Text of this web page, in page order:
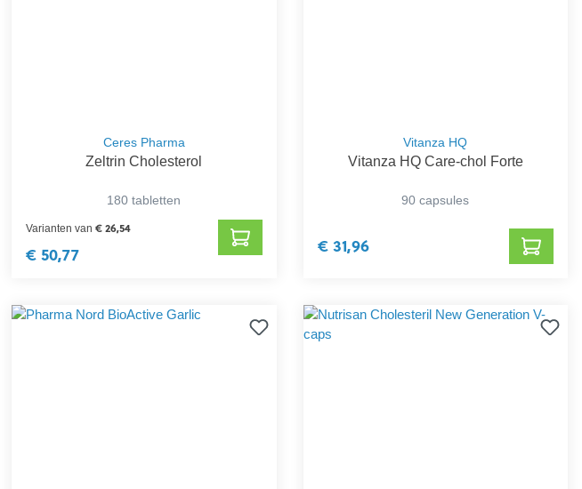
Ceres Pharma
Zeltrin Cholesterol
180 tabletten
Varianten van€ 26,54
€ 50,77
Vitanza HQ
Vitanza HQ Care-chol Forte
90 capsules
€ 31,96